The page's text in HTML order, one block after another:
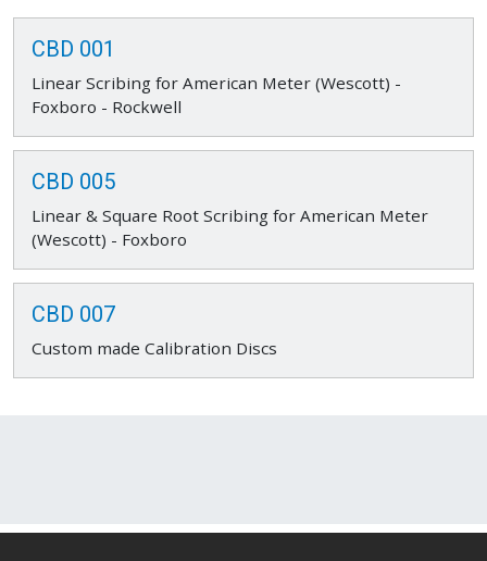
CBD 001
Linear Scribing for American Meter (Wescott) -
Foxboro - Rockwell
CBD 005
Linear & Square Root Scribing for American Meter
(Wescott) - Foxboro
CBD 007
Custom made Calibration Discs